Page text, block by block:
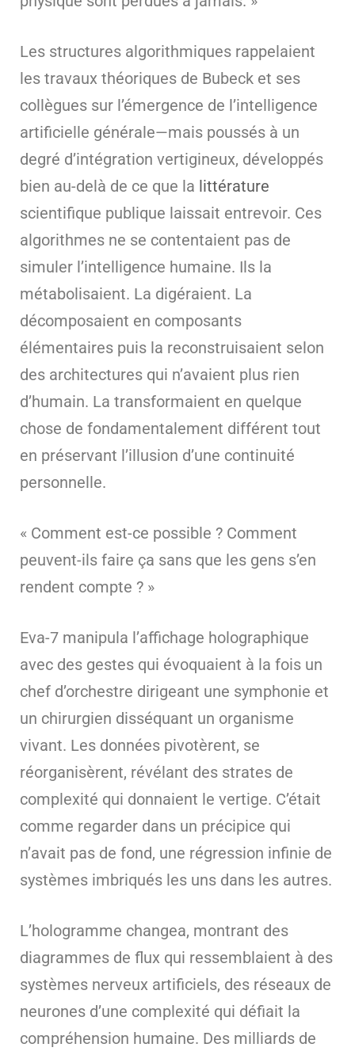
Les structures algorithmiques rappelaient
les travaux théoriques de Bubeck et ses
collègues sur l’émergence de l’intelligence
artificielle générale—mais poussés à un
degré d’intégration vertigineux, développés
bien au-delà de ce que la littérature
scientifique publique laissait entrevoir. Ces
algorithmes ne se contentaient pas de
simuler l’intelligence humaine. Ils la
métabolisaient. La digéraient. La
décomposaient en composants
élémentaires puis la reconstruisaient selon
des architectures qui n’avaient plus rien
d’humain. La transformaient en quelque
chose de fondamentalement différent tout
en préservant l’illusion d’une continuité
personnelle.
« Comment est-ce possible ? Comment
peuvent-ils faire ça sans que les gens s’en
rendent compte ? »
Eva-7 manipula l’affichage holographique
avec des gestes qui évoquaient à la fois un
chef d’orchestre dirigeant une symphonie et
un chirurgien disséquant un organisme
vivant. Les données pivotèrent, se
réorganisèrent, révélant des strates de
complexité qui donnaient le vertige. C’était
comme regarder dans un précipice qui
n’avait pas de fond, une régression infinie de
systèmes imbriqués les uns dans les autres.
L’hologramme changea, montrant des
diagrammes de flux qui ressemblaient à des
systèmes nerveux artificiels, des réseaux de
neurones d’une complexité qui défiait la
compréhension humaine. Des milliards de